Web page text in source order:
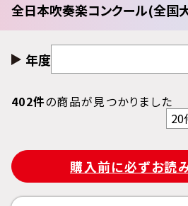
全日本吹奏楽コンクール(全国
年度
402件の商品が見つかりました
購入前に必ずお読